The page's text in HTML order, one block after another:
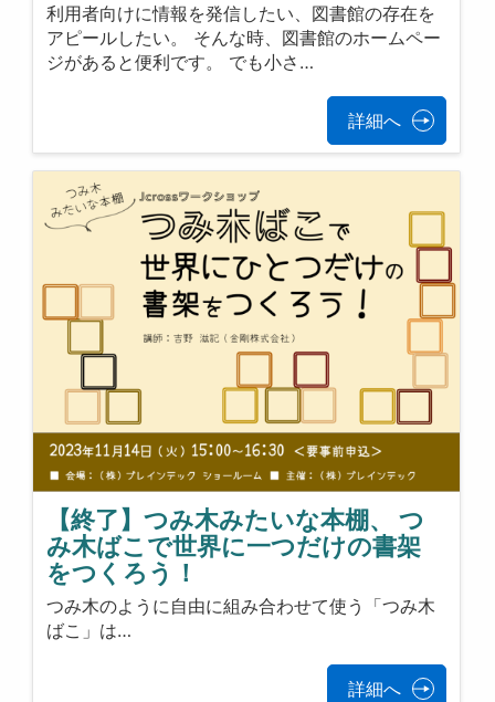
利用者向けに情報を発信したい、図書館の存在を
アピールしたい。 そんな時、図書館のホームペー
ジがあると便利です。 でも小さ…
詳細へ
【終了】つみ木みたいな本棚、 つ
み木ばこで世界に一つだけの書架
をつくろう！
つみ木のように自由に組み合わせて使う「つみ木
ばこ」は…
詳細へ